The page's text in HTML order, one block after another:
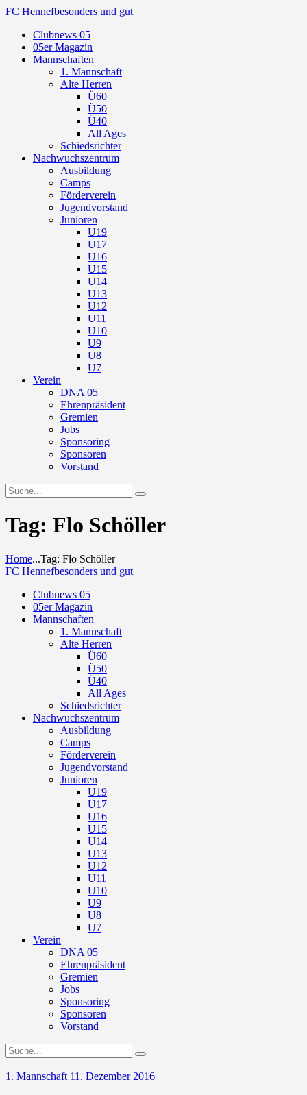
FC Hennefbesonders und gut
Clubnews 05
05er Magazin
Mannschaften
1. Mannschaft
Alte Herren
Ü60
Ü50
Ü40
All Ages
Schiedsrichter
Nachwuchszentrum
Ausbildung
Camps
Förderverein
Jugendvorstand
Junioren
U19
U17
U16
U15
U14
U13
U12
U11
U10
U9
U8
U7
Verein
DNA 05
Ehrenpräsident
Gremien
Jobs
Sponsoring
Sponsoren
Vorstand
Tag: Flo Schöller
Home...Tag: Flo Schöller
FC Hennefbesonders und gut
Clubnews 05
05er Magazin
Mannschaften
1. Mannschaft
Alte Herren
Ü60
Ü50
Ü40
All Ages
Schiedsrichter
Nachwuchszentrum
Ausbildung
Camps
Förderverein
Jugendvorstand
Junioren
U19
U17
U16
U15
U14
U13
U12
U11
U10
U9
U8
U7
Verein
DNA 05
Ehrenpräsident
Gremien
Jobs
Sponsoring
Sponsoren
Vorstand
1. Mannschaft 11. Dezember 2016